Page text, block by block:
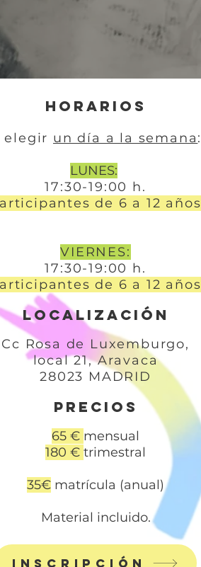
HORARIOS
elegir un día a la semana:
LUNES:
17:30-19:00 h.
de 6 a 12 años
VIERNES:
17:30-19:00 h.
de 6 a 12 años
LOCALIZACIÓN
Cc Rosa de Luxemburgo,
local 21,Aravaca
28023 MADRID
PRECIOS
65 € mensual
180 € trimestral
35€ matrícula (anual)
​Material incluido.
inscripción